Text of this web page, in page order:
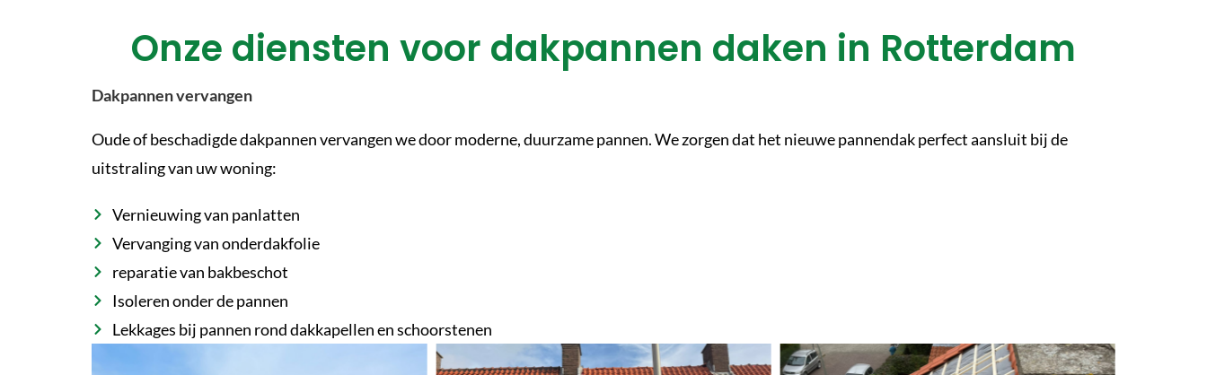
Onze diensten voor dakpannen daken in Rotterdam
Dakpannen vervangen
Oude of beschadigde dakpannen vervangen we door moderne, duurzame pannen. We zorgen dat het nieuwe pannendak perfect aansluit bij de
uitstraling van uw woning:
Vernieuwing van panlatten
Vervanging van onderdakfolie
reparatie van bakbeschot
Isoleren onder de pannen
Lekkages bij pannen rond dakkapellen en schoorstenen